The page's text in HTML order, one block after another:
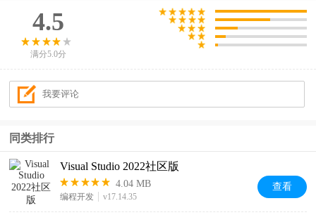
4.5
满分5.0分
同类排行
Visual Studio 2022社区版
4.04 MB
编程开发 v17.14.35
查看